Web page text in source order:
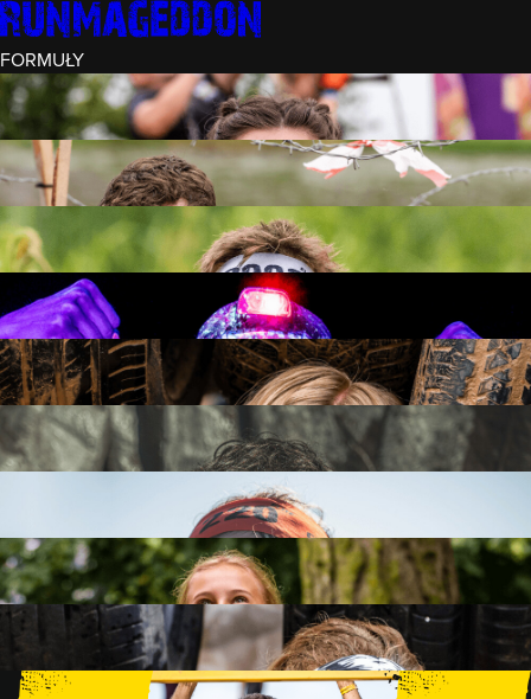
FORMUŁY
INTRO (¼)
15 PRZESZKÓD
3 KM+
REKRUT (½)
30 PRZESZKÓD
6 KM+
RUNMAGEDDON
50 PRZESZKÓD
12 KM+
NOCNY REKRUT (½)
30 PRZESZKÓD
6 KM+
INTRO U-16
15 PRZESZKÓD
3 KM+
RUNMAGEDDON HARDCORE
70 PRZESZKÓD
21 KM+
42 KM+
FAMILY
15 PRZESZKÓD
2 KM+
KIDS
15 PRZESZKÓD
1 KM+
TRENINGI